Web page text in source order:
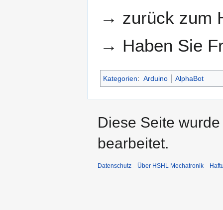
→ zurück zum
→ Haben Sie
Kategorien: Arduino AlphaBot
Diese Seite
bearbeitet.
Datenschutz Über HSHL Mechatronik